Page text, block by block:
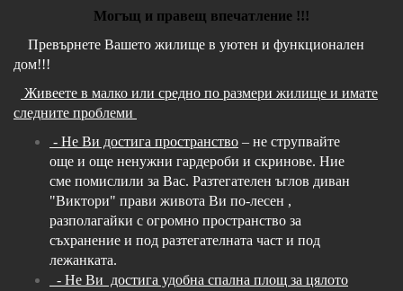
Могъщ и правещ впечатление !!!
Превърнете Вашето жилище в уютен и функционален
дом!!!
Живеете в малко или средно по размери жилище и имате
следните проблеми
- Не Ви достига пространство – не струпвайте
още и още ненужни гардероби и скринове. Ние
сме помислили за Вас. Разтегателен ъглов диван
"Виктори" прави живота Ви по-лесен ,
разполагайки с огромно пространство за
съхранение и под разтегателната част и под
лежанката.
- Не Ви достига удобна спална площ за цялото